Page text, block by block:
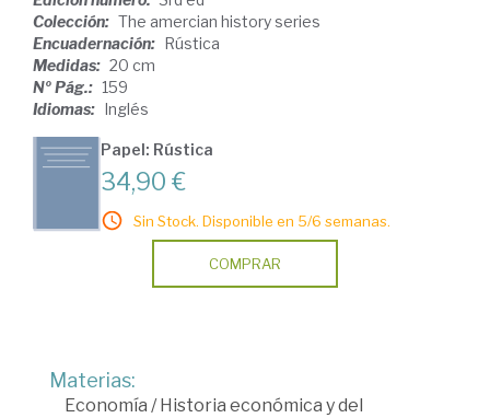
Colección: The amercian history series
Encuadernación: Rústica
Medidas: 20 cm
Nº Pág.: 159
Idiomas: Inglés
Papel: Rústica
34,90 €
Sin Stock. Disponible en 5/6 semanas.
COMPRAR
Materias:
Economía /Historia económica y del